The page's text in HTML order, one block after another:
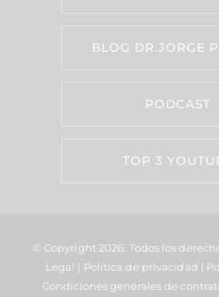
BLOG DR.JORGE
PODCAST
TOP 3
© Copyright 2026. Todos los
Legal | Política de privacidad |
Condiciones generales de